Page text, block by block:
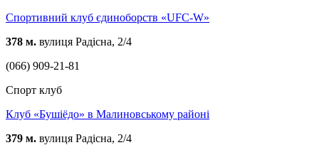
Спортивний клуб єдиноборств «UFC-W»
378 м. вулиця Радісна, 2/4
(066) 909-21-81
Спорт клуб
Клуб «Бушіёдо» в Малиновському районі
379 м. вулиця Радісна, 2/4